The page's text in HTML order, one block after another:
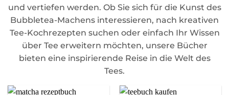
und vertiefen werden. Ob Sie sich für die Kunst des
Bubbletea-Machens interessieren, nach kreativen
Tee-Kochrezepten suchen oder einfach Ihr Wissen
über Tee erweitern möchten, unsere Bücher
bieten eine inspirierende Reise in die Welt des
Tees.